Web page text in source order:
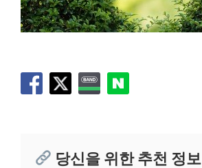
당신을 위한 추천 정보